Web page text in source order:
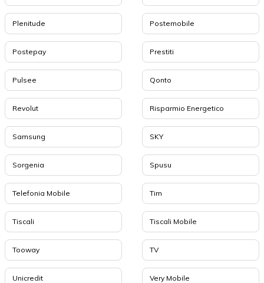
Plenitude Postemobile
Postepay Prestiti
Pulsee Qonto
Revolut Risparmio Energetico
Samsung SKY
Sorgenia Spusu
Telefonia Mobile Tim
Tiscali Tiscali Mobile
Tooway TV
Unicredit Very Mobile